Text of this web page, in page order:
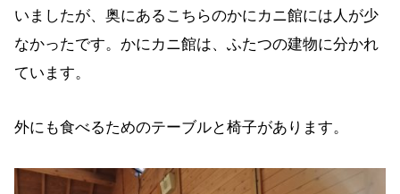
いましたが、奥にあるこちらのかにカニ館には人が少
なかったです。かにカニ館は、ふたつの建物に分かれ
ています。
外にも食べるためのテーブルと椅子があります。